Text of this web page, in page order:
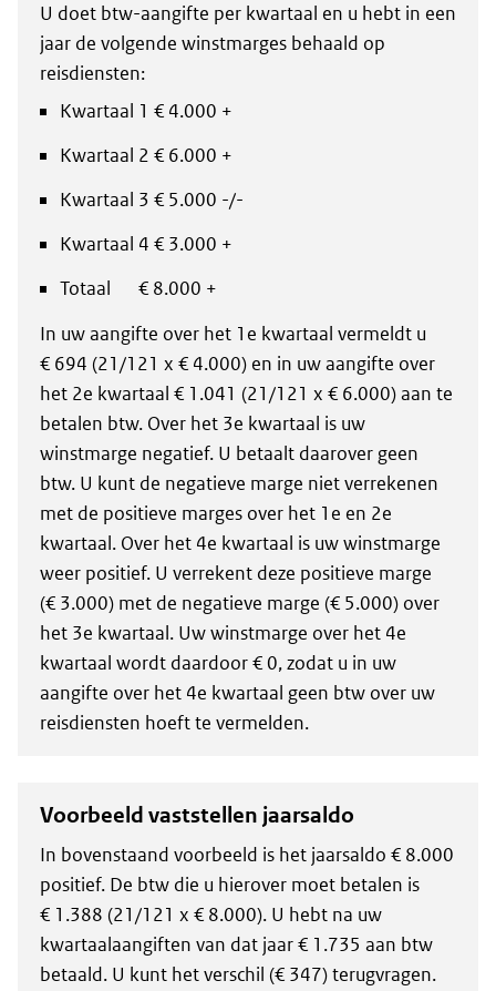
U doet btw-aangifte per kwartaal en u hebt in een
jaar de volgende winstmarges behaald op
reisdiensten:
Kwartaal 1 € 4.000 +
Kwartaal 2 € 6.000 +
Kwartaal 3 € 5.000 -/-
Kwartaal 4 € 3.000 +
Totaal € 8.000 +
In uw aangifte over het 1e kwartaal vermeldt u
€ 694 (21/121 x € 4.000) en in uw aangifte over
het 2e kwartaal € 1.041 (21/121 x € 6.000) aan te
betalen btw. Over het 3e kwartaal is uw
winstmarge negatief. U betaalt daarover geen
btw. U kunt de negatieve marge niet verrekenen
met de positieve marges over het 1e en 2e
kwartaal. Over het 4e kwartaal is uw winstmarge
weer positief. U verrekent deze positieve marge
(€ 3.000) met de negatieve marge (€ 5.000) over
het 3e kwartaal. Uw winstmarge over het 4e
kwartaal wordt daardoor € 0, zodat u in uw
aangifte over het 4e kwartaal geen btw over uw
reisdiensten hoeft te vermelden.
Voorbeeld vaststellen jaarsaldo
In bovenstaand voorbeeld is het jaarsaldo € 8.000
positief. De btw die u hierover moet betalen is
€ 1.388 (21/121 x € 8.000). U hebt na uw
kwartaalaangiften van dat jaar € 1.735 aan btw
betaald. U kunt het verschil (€ 347) terugvragen.